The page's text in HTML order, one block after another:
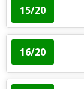
15/20
16/20